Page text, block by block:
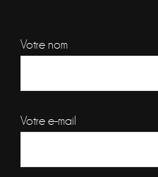
Votre nom
Votre e-mail